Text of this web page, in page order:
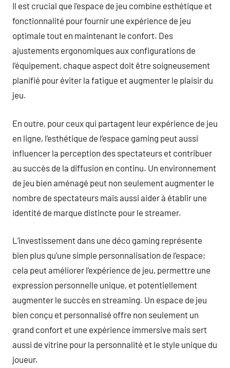
Il est crucial que l’espace de jeu combine esthétique et
fonctionnalité pour fournir une expérience de jeu
optimale tout en maintenant le confort. Des
ajustements ergonomiques aux configurations de
l’équipement, chaque aspect doit être soigneusement
planifié pour éviter la fatigue et augmenter le plaisir du
jeu.
En outre, pour ceux qui partagent leur expérience de jeu
en ligne, l’esthétique de l’espace gaming peut aussi
influencer la perception des spectateurs et contribuer
au succès de la diffusion en continu. Un environnement
de jeu bien aménagé peut non seulement augmenter le
nombre de spectateurs mais aussi aider à établir une
identité de marque distincte pour le streamer.
L’investissement dans une déco gaming représente
bien plus qu’une simple personnalisation de l’espace;
cela peut améliorer l’expérience de jeu, permettre une
expression personnelle unique, et potentiellement
augmenter le succès en streaming. Un espace de jeu
bien conçu et personnalisé offre non seulement un
grand confort et une expérience immersive mais sert
aussi de vitrine pour la personnalité et le style unique du
joueur.